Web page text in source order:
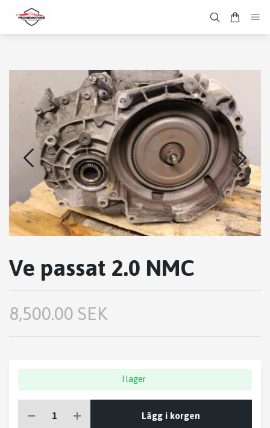
Ve passat 2.0 NMC
8,500.00 SEK
I lager
Lägg i korgen